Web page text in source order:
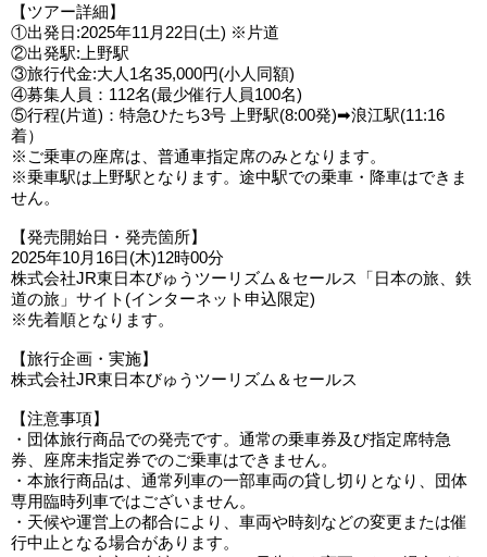
【ツアー詳細】
①出発日:2025年11月22日(土) ※片道
②出発駅:上野駅
③旅行代金:大人1名35,000円(小人同額)
④募集人員：112名(最少催行人員100名)
⑤行程(片道)：特急ひたち3号 上野駅(8:00発)➡浪江駅(11:16
着）
※ご乗車の座席は、普通車指定席のみとなります。
※乗車駅は上野駅となります。途中駅での乗車・降車はできま
せん。
【発売開始日・発売箇所】
2025年10月16日(木)12時00分
株式会社JR東日本びゅうツーリズム＆セールス「日本の旅、鉄
道の旅」サイト(インターネット申込限定)
※先着順となります。
【旅行企画・実施】
株式会社JR東日本びゅうツーリズム＆セールス
【注意事項】
・団体旅行商品での発売です。通常の乗車券及び指定席特急
券、座席未指定券でのご乗車はできません。
・本旅行商品は、通常列車の一部車両の貸し切りとなり、団体
専用臨時列車ではございません。
・天候や運営上の都合により、車両や時刻などの変更または催
行中止となる場合があります。